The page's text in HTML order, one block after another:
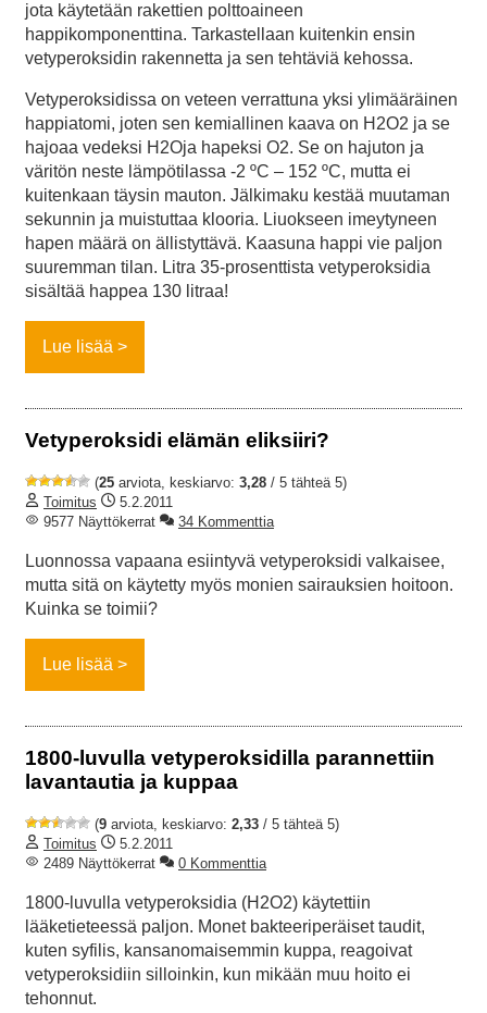
jota käytetään rakettien polttoaineen
happikomponenttina. Tarkastellaan kuitenkin ensin
vetyperoksidin rakennetta ja sen tehtäviä kehossa.
Vetyperoksidissa on veteen verrattuna yksi ylimääräinen
happiatomi, joten sen kemiallinen kaava on H2O2 ja se
hajoaa vedeksi H2Oja hapeksi O2. Se on hajuton ja
väritön neste lämpötilassa -2 ºC – 152 ºC, mutta ei
kuitenkaan täysin mauton. Jälkimaku kestää muutaman
sekunnin ja muistuttaa klooria. Liuokseen imeytyneen
hapen määrä on ällistyttävä. Kaasuna happi vie paljon
suuremman tilan. Litra 35-prosenttista vetyperoksidia
sisältää happea 130 litraa!
Lue lisää
Vetyperoksidi elämän eliksiiri?
(25 arviota, keskiarvo: 3,28 / 5 tähteä 5)
Toimitus
5.2.2011
9577 Näyttökerrat
34 Kommenttia
Luonnossa vapaana esiintyvä vetyperoksidi valkaisee,
mutta sitä on käytetty myös monien sairauksien hoitoon.
Kuinka se toimii?
Lue lisää
1800-luvulla vetyperoksidilla parannettiin
lavantautia ja kuppaa
(9 arviota, keskiarvo: 2,33 / 5 tähteä 5)
Toimitus
5.2.2011
2489 Näyttökerrat
0 Kommenttia
1800-luvulla vetyperoksidia (H2O2) käytettiin
lääketieteessä paljon. Monet bakteeriperäiset taudit,
kuten syfilis, kansanomaisemmin kuppa, reagoivat
vetyperoksidiin silloinkin, kun mikään muu hoito ei
tehonnut.